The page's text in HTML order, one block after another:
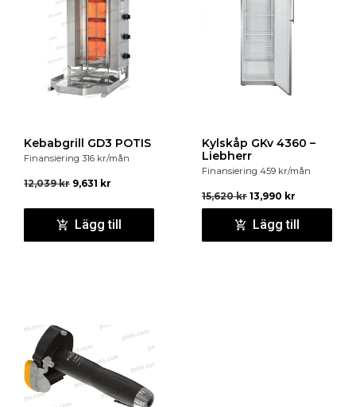
Kebabgrill GD3 POTIS
Finansiering 316 kr/mån
12,039kr 9,631 kr
Lägg till
Kylskåp GKv 4360 –
Liebherr
Finansiering 459 kr/mån
15,620kr 13,990 kr
Lägg till